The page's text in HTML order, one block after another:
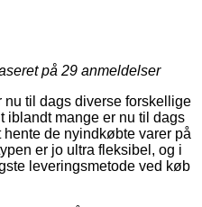
på 29 anmeldelser
nu til dags diverse forskellige
iblandt mange er nu til dags
de nyindkøbte varer på
er jo ultra fleksibel, og i
leveringsmetode ved køb